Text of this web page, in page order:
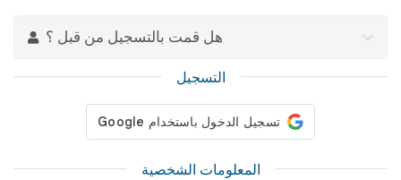
هل قمت بالتسجيل من قبل ؟
التسجيل
المعلومات الشخصية